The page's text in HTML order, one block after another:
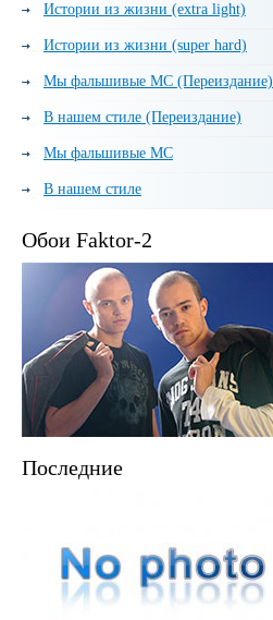
Истории из жизни (extra light)
Истории из жизни (super hard)
Мы фальшивые МС (Переиздание)
В нашем стиле (Переиздание)
Мы фальшивые МС
В нашем стиле
Обои Faktor-2
Последние